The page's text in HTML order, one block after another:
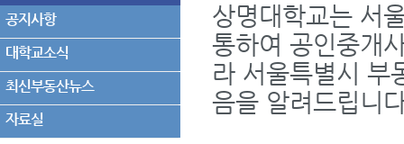
공지사항
대학교소식
최신부동산뉴스
자료실
상명대학교는 서
통하여 공인중개
라 서울특별시 부
음을 알려드립니